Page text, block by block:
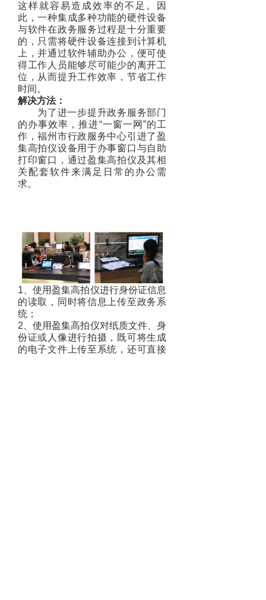
这样就容易造成效率的不足。因
此，一种集成多种功能的硬件设备
与软件在政务服务过程是十分重要
的，只需将硬件设备连接到计算机
上，并通过软件辅助办公，便可使
得工作人员能够尽可能少的离开工
位，从而提升工作效率，节省工作
时间。
解决方法：
为了进一步提升政务服务部门
的办事效率，推进“一窗一网”的工
作，福州市行政服务中心引进了盈
集高拍仪设备用于办事窗口与自助
打印窗口，通过盈集高拍仪及其相
关配套软件来满足日常的办公需
求。
1、使用盈集高拍仪进行身份证信息
的读取，同时将信息上传至政务系
统；
2、使用盈集高拍仪对纸质文件、身
份证或人像进行拍摄，既可将生成
的电子文件上传至系统，还可直接